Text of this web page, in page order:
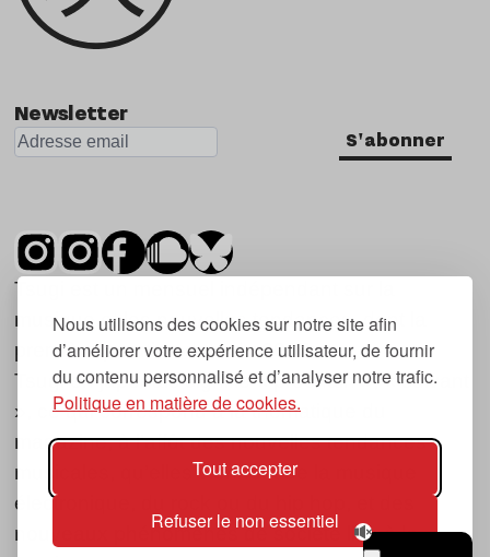
Nous utilisons des cookies sur notre site afin
d’améliorer votre expérience utilisateur, de fournir
du contenu personnalisé et d’analyser notre trafic.
Politique en matière de cookies.
Tout accepter
Refuser le non essentiel
Newsletter
S'abonner
Tsugi est un mensuel indépendant sur la
musique et les nouvelles tendances, dont la
première parution date de 2007.
Tsugi en japonais signifie « prochain », « suivant
», ce qui correspond à la thématique du
magazine, à l’affût des nouvelles tendances
musicales, qu’elles viennent de la musique
électronique, du rock ou du hip hop, et des
nouveaux phénomènes de société liés à la